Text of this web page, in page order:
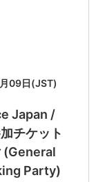
09日(JST)
Japan /
チケット
(General
Party)